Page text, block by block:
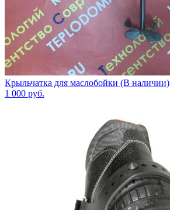
Крыльчатка для маслобойки (В наличии)
1 000 руб.